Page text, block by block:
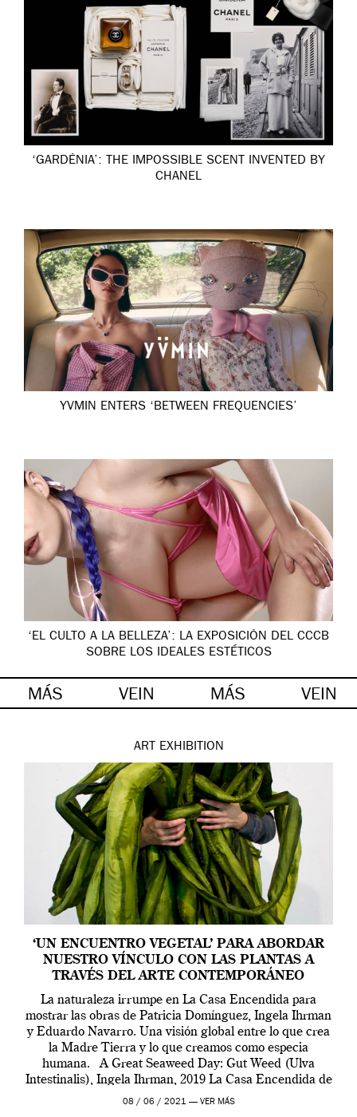
‘GARDÉNIA’: THE IMPOSSIBLE SCENT INVENTED BY
CHANEL
YVMIN ENTERS ‘BETWEEN FREQUENCIES’
‘EL CULTO A LA BELLEZA’: LA EXPOSICIÓN DEL CCCB
SOBRE LOS IDEALES ESTÉTICOS
MÁS VEIN MÁS VEIN
ART EXHIBITION
‘UN ENCUENTRO VEGETAL’ PARA ABORDAR
NUESTRO VÍNCULO CON LAS PLANTAS A
TRAVÉS DEL ARTE CONTEMPORÁNEO
La naturaleza irrumpe en La Casa Encendida para
mostrar las obras de Patricia Domínguez, Ingela Ihrman
y Eduardo Navarro. Una visión global entre lo que crea
la Madre Tierra y lo que creamos como especia
humana. A Great Seaweed Day: Gut Weed (Ulva
Intestinalis), Ingela Ihrman, 2019 La Casa Encendida de
Madrid y la Wellcome […]
08 / 06 / 2021 — VER MÁS